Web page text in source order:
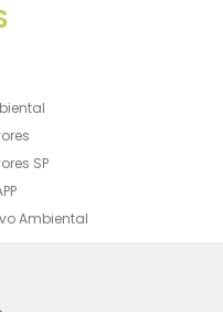
SP
Ambiental
Resíduos de